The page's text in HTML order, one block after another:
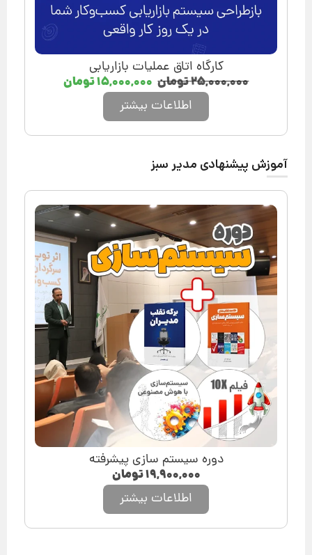
کارگاه اتاق عملیات بازاریابی
۲۵,۰۰۰,۰۰۰تومان ۱۵,۰۰۰,۰۰۰تومان
اطلاعات بیشتر
آموزش پیشنهادی مدیر سبز
دوره سیستم سازی پیشرفته
۱۹,۹۰۰,۰۰۰تومان
اطلاعات بیشتر